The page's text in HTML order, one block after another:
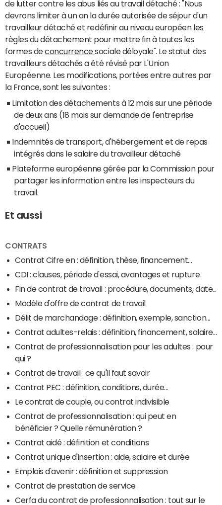
de lutter contre les abus liés au travail détaché : "Nous
devrons limiter à un an la durée autorisée de séjour d'un
travailleur détaché et redéfinir au niveau européen les
règles du détachement pour mettre fin à toutes les
formes deconcurrencesociale déloyale". Le statut des
travailleurs détachés a été révisé par L'Union
Européenne. Les modifications, portées entre autres par
la France, sont les suivantes :
Limitation des détachements à 12 mois sur une période
de deux ans (18 mois sur demande de l'entreprise
d'accueil)
Indemnités de transport, d'hébergement et de repas
intégrés dans le salaire du travailleur détaché
Plateforme européenne gérée par la Commission pour
partager les information entre les inspecteurs du
travail.
Et aussi
CONTRATS
Contrat Cifre en : définition, thèse, financement...
CDI : clauses, période d'essai, avantages et rupture
Fin de contrat de travail : procédure, documents, date...
Modèle d'offre de contrat de travail
Délit de marchandage : définition, exemple, sanction...
Contrat adultes-relais : définition, financement, salaire...
Contrat de professionnalisation pour les adultes : pour
qui ?
Contrat de travail : ce qu'il faut savoir
Contrat PEC : définition, conditions, durée...
Le contrat de couple, ou contrat indivisible
Contrat de professionnalisation : qui peut en
bénéficier ? Quelle rémunération ?
Contrat aidé : définition et conditions
Contrat unique d'insertion : aide, salaire et durée
Emplois d'avenir : définition et suppression
Contrat de prestation de service
Cerfa du contrat de professionnalisation : tout sur le